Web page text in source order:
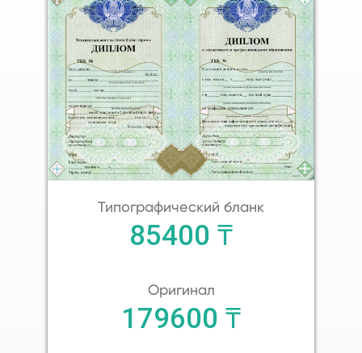
Типографический бланк
85400 ₸
Оригинал
179600 ₸